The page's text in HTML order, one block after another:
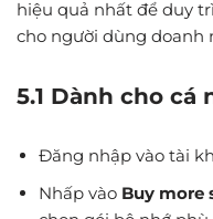
hiệu quả nhất để duy
cho người dùng doanh
5.1 Dành cho cá
Đăng nhập vào tài
Nhấp vào Buy more